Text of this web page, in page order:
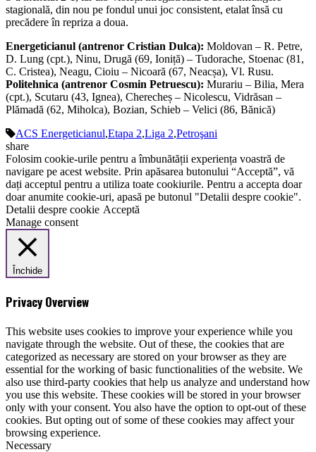
stagională, din nou pe fondul unui joc consistent, etalat însă cu
precădere în repriza a doua.
Energeticianul (antrenor Cristian Dulca): Moldovan – R. Petre,
D. Lung (cpt.), Ninu, Drugă (69, Ioniță) – Tudorache, Stoenac (81,
C. Cristea), Neagu, Cioiu – Nicoară (67, Neacșa), Vl. Rusu.
Politehnica (antrenor Cosmin Petruescu): Murariu – Bilia, Mera
(cpt.), Scutaru (43, Ignea), Cherecheș – Nicolescu, Vidrăsan –
Plămadă (62, Miholca), Bozian, Schieb – Velici (86, Bănică)
ACS Energeticianul,Etapa 2,Liga 2,Petroşani
share
Folosim cookie-urile pentru a îmbunătății experiența voastră de
navigare pe acest website. Prin apăsarea butonului “Acceptă”, vă
dați acceptul pentru a utiliza toate cookiurile. Pentru a accepta doar
doar anumite cookie-uri, apasă pe butonul "Detalii despre cookie".
Detalii despre cookie Acceptă
Manage consent
Închide
Privacy Overview
This website uses cookies to improve your experience while you
navigate through the website. Out of these, the cookies that are
categorized as necessary are stored on your browser as they are
essential for the working of basic functionalities of the website. We
also use third-party cookies that help us analyze and understand how
you use this website. These cookies will be stored in your browser
only with your consent. You also have the option to opt-out of these
cookies. But opting out of some of these cookies may affect your
browsing experience.
Necessary